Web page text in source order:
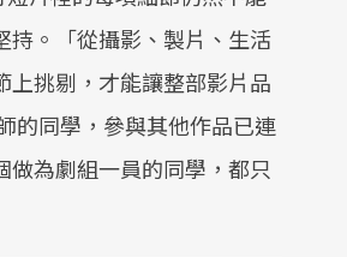
持。「從攝影、製片、生活
挑剔，才能讓整部影片品
的同學，參與其他作品已連
為劇組一員的同學，都只